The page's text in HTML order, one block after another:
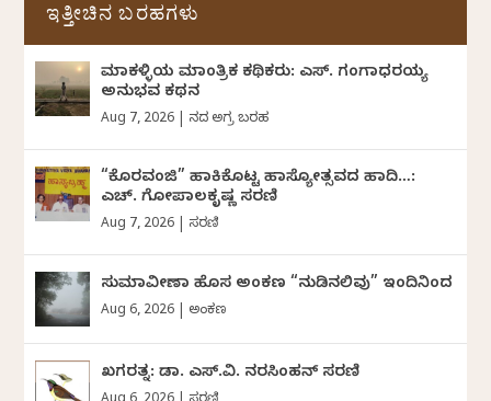
ಇತ್ತೀಚಿನ ಬರಹಗಳು
ಮಾಕಳ್ಳಿಯ ಮಾಂತ್ರಿಕ ಕಥಿಕರು: ಎಸ್. ಗಂಗಾಧರಯ್ಯ
ಅನುಭವ ಕಥನ
Aug 7, 2026 ದಿನದ ಅಗ್ರ ಬರಹ
“ಕೊರವಂಜಿ” ಹಾಕಿಕೊಟ್ಟ ಹಾಸ್ಯೋತ್ಸವದ ಹಾದಿ…:
ಎಚ್. ಗೋಪಾಲಕೃಷ್ಣ ಸರಣಿ
Aug 7, 2026 ಸರಣಿ
ಸುಮಾವೀಣಾ ಹೊಸ ಅಂಕಣ “ನುಡಿನಲಿವು” ಇಂದಿನಿಂದ
Aug 6, 2026 ಅಂಕಣ
ಖಗರತ್ನ: ಡಾ. ಎಸ್.ವಿ. ನರಸಿಂಹನ್‌‌ ಸರಣಿ